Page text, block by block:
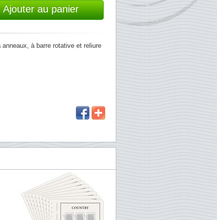
Ajouter au panier
à barre rotative et reliure